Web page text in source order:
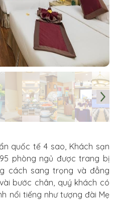
quốc tế 4 sao, Khách sạn
phòng ngủ được trang bị
cách sang trọng và đẳng
bước chân, quý khách có
nổi tiếng như tượng đài Mẹ